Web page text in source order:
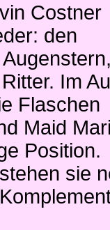
Costner
den
Im
Flaschen
Maid
Position.
sie